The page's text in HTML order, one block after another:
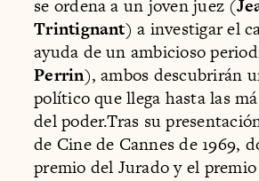
se ordena a un joven juez (
Trintignant) a investigar el
ayuda de un ambicioso
Perrin), ambos descubrirán
político que llega hasta las
del poder.Tras su
de Cine de Cannes de 1969,
premio del Jurado y el